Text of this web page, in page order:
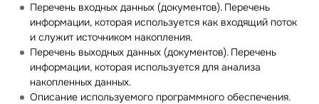
Перечень входных данных (документов). Перечень
информации, которая используется как входящий поток
и служит источником накопления.
Перечень выходных данных (документов). Перечень
информации, которая используется для анализа
накопленных данных.
Описание используемого программного обеспечения.